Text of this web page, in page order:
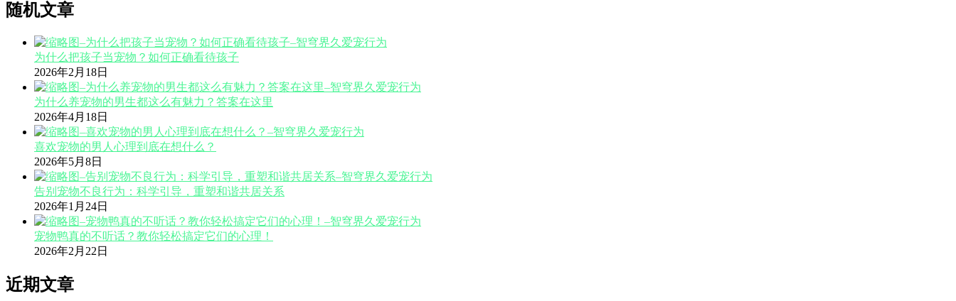
随机文章
为什么把孩子当宠物？如何正确看待孩子
2026年2月18日
为什么养宠物的男生都这么有魅力？答案在这里
2026年4月18日
喜欢宠物的男人心理到底在想什么？
2026年5月8日
告别宠物不良行为：科学引导，重塑和谐共居关系
2026年1月24日
宠物鸭真的不听话？教你轻松搞定它们的心理！
2026年2月22日
近期文章